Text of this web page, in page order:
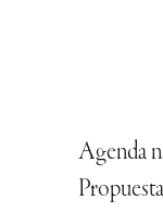
Agenda